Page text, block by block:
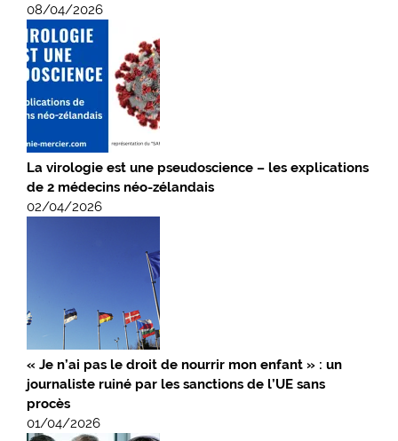
08/04/2026
La virologie est une pseudoscience – les explications
de 2 médecins néo-zélandais
02/04/2026
« Je n’ai pas le droit de nourrir mon enfant » : un
journaliste ruiné par les sanctions de l’UE sans
procès
01/04/2026